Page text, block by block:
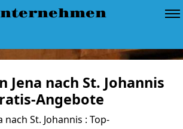
Jena nach St. Johannis
Angebote
nach St. Johannis : Top-